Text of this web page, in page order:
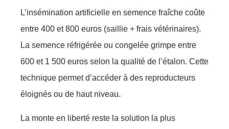
L’insémination artificielle en semence fraîche coûte
entre 400 et 800 euros (saillie + frais vétérinaires).
La semence réfrigérée ou congelée grimpe entre
600 et 1 500 euros selon la qualité de l’étalon. Cette
technique permet d’accéder à des reproducteurs
éloignés ou de haut niveau.
La monte en liberté reste la solution la plus